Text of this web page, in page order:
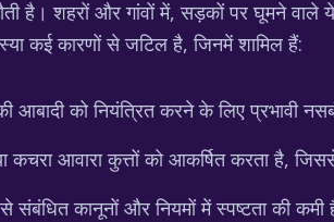
है। शहरों और गांवों में, सड़कों पर घूमने
कई कारणों से जटिल है, जिनमें शामिल हैं:
आबादी को नियंत्रित करने के लिए प्रभावी
आवारा कुत्तों को आकर्षित करता है,
संबंधित कानूनों और नियमों में स्पष्टता की कमी